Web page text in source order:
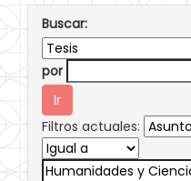
Buscar:
por
Filtros actuales: